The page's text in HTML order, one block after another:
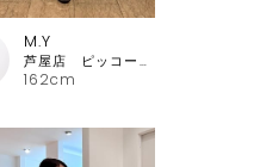
162cm
M.Y
芦屋店 ピッコーネ・ピッコーネクラブ